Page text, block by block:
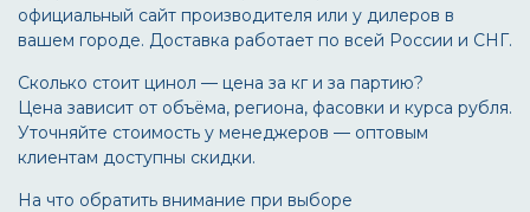
официальный сайт производителя или у дилеров в
вашем городе. Доставка работает по всей России и СНГ.
Сколько стоит цинол — цена за кг и за партию?
Цена зависит от объёма, региона, фасовки и курса рубля.
Уточняйте стоимость у менеджеров — оптовым
клиентам доступны скидки.
На что обратить внимание при выборе